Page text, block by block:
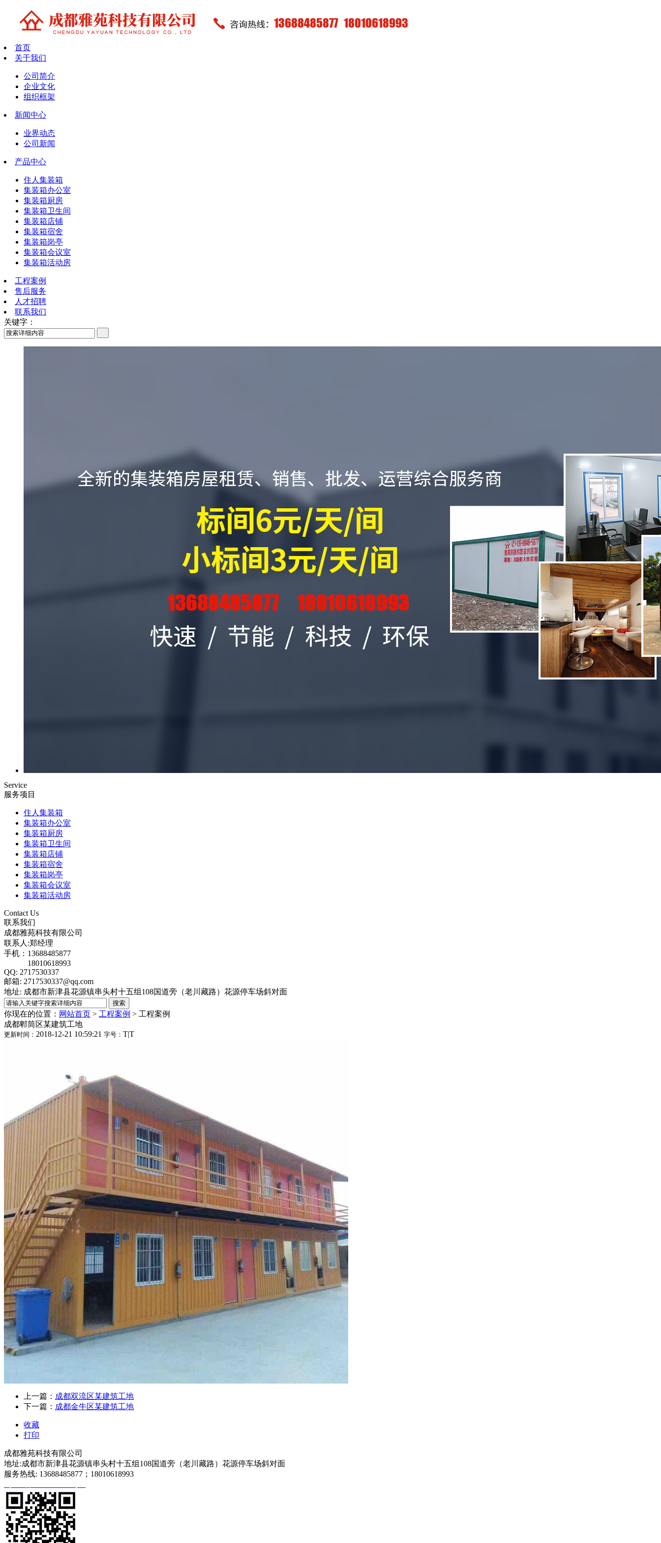
首页
关于我们
公司简介
企业文化
组织框架
新闻中心
业界动态
公司新闻
产品中心
住人集装箱
集装箱办公室
集装箱厨房
集装箱卫生间
集装箱店铺
集装箱宿舍
集装箱岗亭
集装箱会议室
集装箱活动房
工程案例
售后服务
人才招聘
联系我们
关键字：
Service
服务项目
住人集装箱
集装箱办公室
集装箱厨房
集装箱卫生间
集装箱店铺
集装箱宿舍
集装箱岗亭
集装箱会议室
集装箱活动房
Contact Us
联系我们
成都雅苑科技有限公司
联系人:郑经理
手机：13688485877
18010618993
QQ: 2717530337
邮箱: 2717530337@qq.com
地址: 成都市新津县花源镇串头村十五组108国道旁（老川藏路）花源停车场斜对面
你现在的位置： 网站首页 > 工程案例 > 工程案例
成都郫筒区某建筑工地
更新时间： 2018-12-21 10:59:21 字号： T|T
上一篇： 成都双流区某建筑工地
下一篇： 成都金牛区某建筑工地
收藏
打印
成都雅苑科技有限公司
地址:成都市新津县花源镇串头村十五组108国道旁（老川藏路）花源停车场斜对面
服务热线: 13688485877；18010618993